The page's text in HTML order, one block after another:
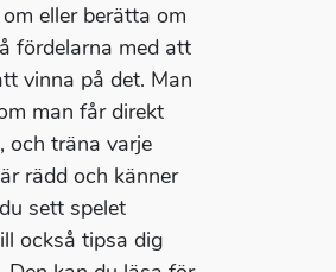
eller berätta om
fördelarna med att
vinna på det. Man
man får direkt
och träna varje
rädd och känner
sett spelet
också tipsa dig